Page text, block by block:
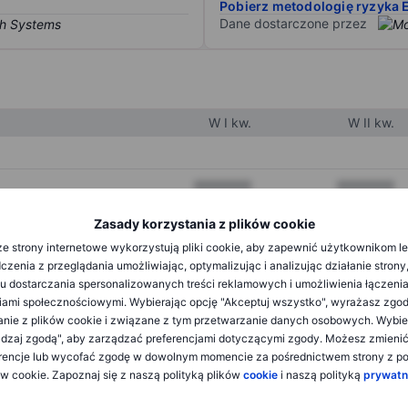
Zasady korzystania z plików cookie
strony internetowe wykorzystują pliki cookie, aby zapewnić użytkownikom
z przeglądania umożliwiając, optymalizując i analizując działanie
dostarczania spersonalizowanych treści reklamowych i umożliwienia
społecznościowymi. Wybierając opcję "Akceptuj wszystko", wyrażasz
z plików cookie i związane z tym przetwarzanie danych osobowych.
zgodą", aby zarządzać preferencjami dotyczącymi zgody. Możesz
lub wycofać zgodę w dowolnym momencie za pośrednictwem strony z
cookie. Zapoznaj się z naszą polityką plików cookie i naszą polityką
Pobierz metodologię ryzyka
Dane dostarczone przez
W I kw. W II kw.
XXXXXXX XXXXXXX
XXXXXXX
XXXXXXX XXXXXXX
XXXXXXX XXXXXXX
XXXXXXX